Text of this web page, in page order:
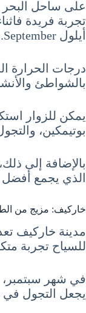
على ساحل البحر
أيلول September.
درجات الحرارة
بالشواطئ
يمكن للزوار
بوتيمكين،
بالإضافة إلى
الذي يجمع أفضل
خاركيف: مزيج من
مدينة خاركيف
للسياح تجربة
في شهر سبتمبر،
يجعل التجول في